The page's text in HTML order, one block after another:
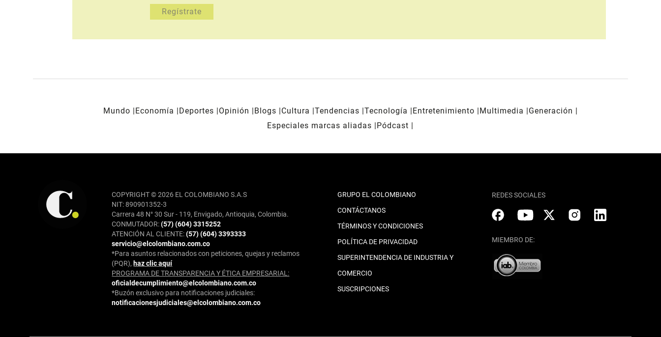
Mundo Economía Deportes Opinión Blogs Cultura Tendencias Tecnología Entretenimiento Multimedia
Generación
Especiales marcas aliadas
Pódcast
COPYRIGHT © 2026 EL COLOMBIANO S.A.S
NIT: 890901352-3
Carrera 48 N° 30 Sur - 119, Envigado, Antioquia, Colombia.
CONMUTADOR:(57) (604) 3315252
ATENCIÓN AL CLIENTE:(57) (604) 3393333
servicio@elcolombiano.com.co
*Para asuntos relacionados con peticiones, quejas y reclamos
(PQR), haz clic aquí
PROGRAMA DE TRANSPARENCIA Y ÉTICA EMPRESARIAL:
oficialdecumplimiento@elcolombiano.com.co
*Buzón exclusivo para notificaciones judiciales:
notificacionesjudiciales@elcolombiano.com.co
GRUPO EL COLOMBIANO
CONTÁCTANOS
TÉRMINOS Y CONDICIONES
POLÍTICA DE PRIVACIDAD
SUPERINTENDENCIA DE INDUSTRIA Y
COMERCIO
SUSCRIPCIONES
REDES SOCIALES
MIEMBRO DE: